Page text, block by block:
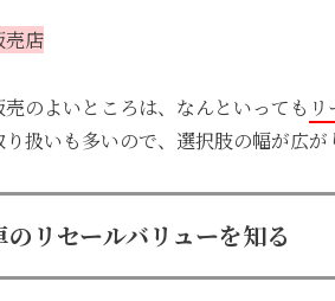
売店
のよいところは、 なんといっても
扱いも多いので、 選択肢の幅が広が
リセールバリューを知る